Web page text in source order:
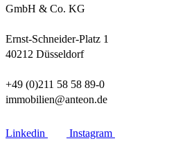
GmbH & Co. KG
Ernst-Schneider-Platz 1
40212 Düsseldorf
+49 (0)211 58 58 89-0
immobilien@anteon.de
Linkedin Instagram